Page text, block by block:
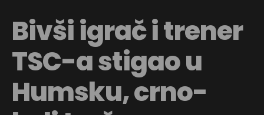
Bivši igrač i trener
TSC-a stigao u
Humsku, crno-